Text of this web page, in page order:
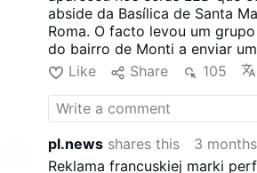
profumo. Il
sollevato è
Maria
Vaticano
la necessità
abside da Basílica de Santa
Roma. O facto levou um
do bairro de Monti a enviar
ao arcipreste Rolandas
descreveram como a
histórica. Os ecrãs foram
obras de restauro que
2024. Na altura, os
afirmaram que as receitas da
Like Share 105
pl.news shares this
3
Reklama francuskiej marki